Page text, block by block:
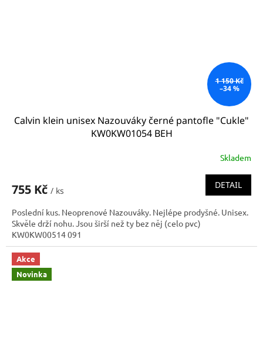
1 150 Kč
–34 %
Calvin klein unisex Nazouváky černé pantofle "Cukle"
KW0KW01054 BEH
Skladem
755 Kč / ks
DETAIL
Poslední kus. Neoprenové Nazouváky. Nejlépe prodyšné. Unisex.
Skvěle drží nohu. Jsou širší než ty bez něj (celo pvc)
KW0KW00514 091
Akce
Novinka